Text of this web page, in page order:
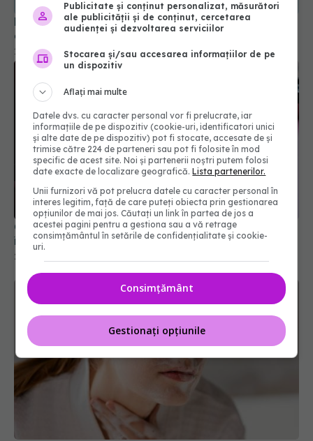
La cât timp ar trebui schimbată lama aparatului
de ras. Semnele care arată că nu mai este bună
10 apr 2026, 18:04
Călătorești în această vară? Iată 22 de sfaturi de
îngrijire a pielii de la dermatologi
22 iun 2026, 20:00
Publicitate și conținut personalizat, măsurători
ale publicității și de conținut, cercetarea
audienței și dezvoltarea serviciilor
Stocarea și/sau accesarea informațiilor de pe
un dispozitiv
Aflați mai multe
Datele dvs. cu caracter personal vor fi prelucrate, iar
informațiile de pe dispozitiv (cookie-uri, identificatori unici
și alte date de pe dispozitiv) pot fi stocate, accesate de și
trimise către 224 de parteneri sau pot fi folosite în mod
specific de acest site. Noi și partenerii noștri putem folosi
date exacte de localizare geografică.Lista partenerilor.
Unii furnizori vă pot prelucra datele cu caracter personal în
interes legitim, față de care puteți obiecta prin gestionarea
opțiunilor de mai jos. Căutați un link în partea de jos a
acestei pagini pentru a gestiona sau a vă retrage
consimțământul în setările de confidențialitate și cookie-
uri.
Consimțământ
Gestionați opțiunile